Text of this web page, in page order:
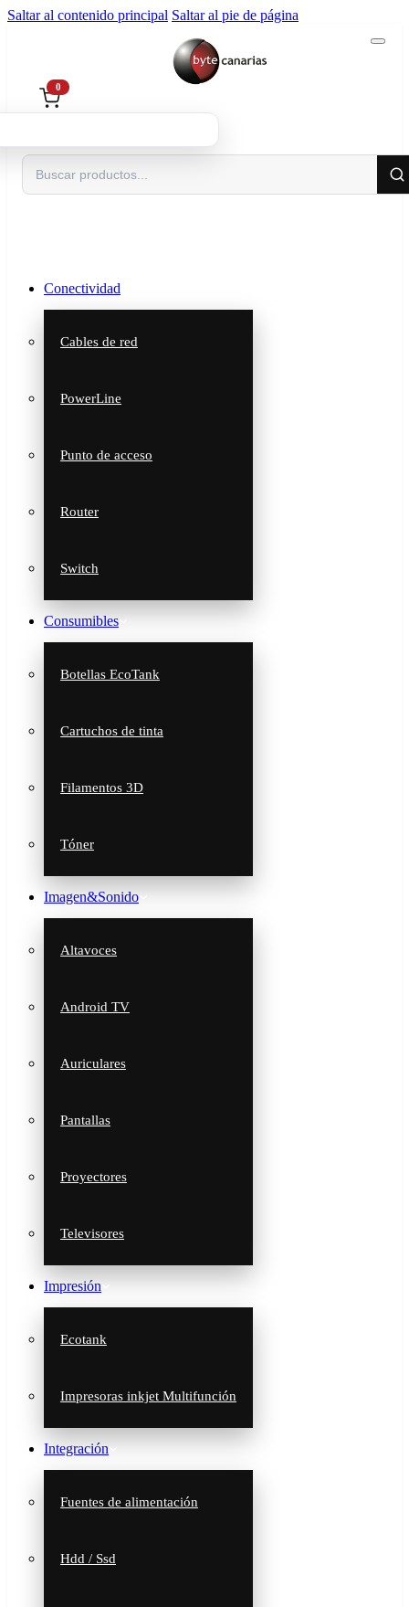
Saltar al contenido principal Saltar al pie de página
Buscar
0
Conectividad
Cables de red
PowerLine
Punto de acceso
Router
Switch
Consumibles
Botellas EcoTank
Cartuchos de tinta
Filamentos 3D
Tóner
Imagen&Sonido
Altavoces
Android TV
Auriculares
Pantallas
Proyectores
Televisores
Impresión
Ecotank
Impresoras inkjet Multifunción
Integración
Fuentes de alimentación
Hdd / Ssd